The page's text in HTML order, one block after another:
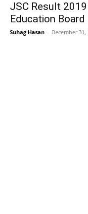
JSC Result
Education
Suhag Hasan - December 31,